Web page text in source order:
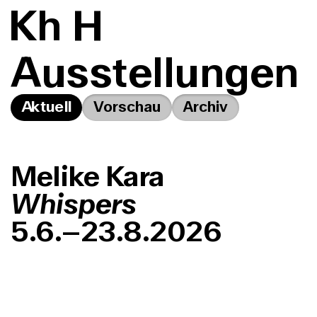
Kh H
Ausstellungen
Aktuell Vorschau Archiv
Melike Kara
Whispers
5.6.–23.8.2026